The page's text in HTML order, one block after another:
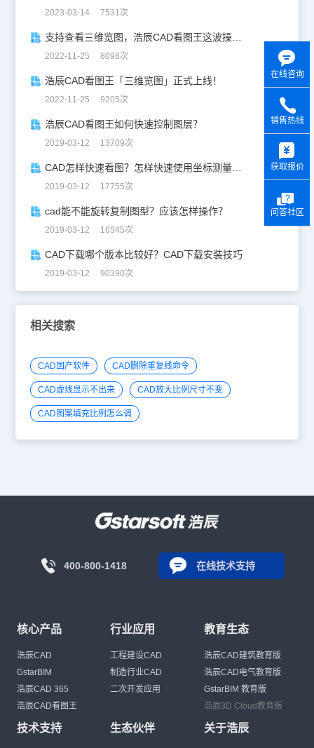
2023-03-14 7531次
支持查看三维览图，浩辰CAD看图王这波操作太惊艳！
2022-11-25 8098次
浩辰CAD看图王「三维览图」正式上线！
2022-11-25 9205次
浩辰CAD看图王如何快速控制图层？
2019-03-12 13709次
CAD怎样快速看图？怎样快速使用坐标测量功能？
2019-03-12 17755次
cad能不能旋转复制图型？应该怎样操作？
2019-03-12 16545次
CAD下载哪个版本比较好？CAD下载安装技巧
2019-03-12 90390次
相关搜索
CAD国产软件 CAD删除重复线命令
CAD虚线显示不出来 CAD放大比例尺寸不变
CAD图案填充比例怎么调
400-800-1418 在线技术支持
核心产品
浩辰CAD
GstarBIM
浩辰CAD 365
浩辰CAD看图王
行业应用
工程建设CAD
制造行业CAD
二次开发应用
教育生态
浩辰CAD建筑教育版
浩辰CAD电气教育版
GstarBIM 教育版
浩辰3D Cloud教育版
技术支持 生态伙伴 关于浩辰
在线咨询
销售热线
获取报价
问答社区